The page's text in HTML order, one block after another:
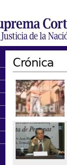
Crónica